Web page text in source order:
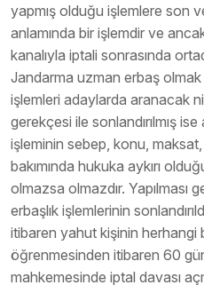
yapmış olduğu işlemlere son
anlamında bir işlemdir ve
kanalıyla iptali sonrasında
Jandarma uzman erbaş
işlemleri adaylarda aranacak
gerekçesi ile sonlandırılmış
işleminin sebep, konu,
bakımında hukuka aykırı
olmazsa olmazdır. Yapılması
erbaşlık işlemlerinin
itibaren yahut kişinin herhangi
öğrenmesinden itibaren 60
mahkemesinde iptal davası